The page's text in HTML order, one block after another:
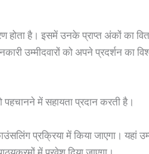
होता है। इसमें उनके प्राप्त अंकों का
उम्मीदवारों को अपने प्रदर्शन का
में सहायता प्रदान करती है।
प्रक्रिया में किया जाएगा। यहां